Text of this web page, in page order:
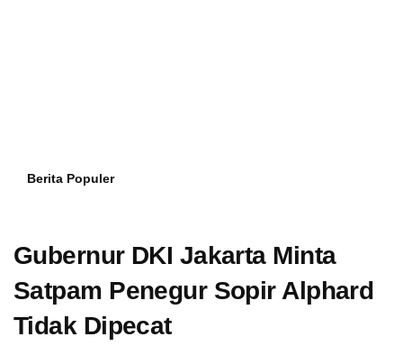
Berita Populer
Gubernur DKI Jakarta Minta
Satpam Penegur Sopir Alphard
Tidak Dipecat